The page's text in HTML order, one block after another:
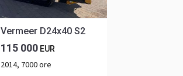
Vermeer D24x40 S2
115 000 EUR
2014, 7000 ore